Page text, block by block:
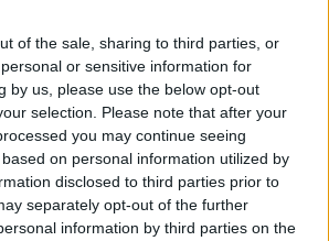
of the sale, sharing to third parties, or
or sensitive information for
by us, please use the below opt-out
selection. Please note that after your
you may continue seeing
on personal information utilized by
disclosed to third parties prior to
separately opt-out of the further
information by third parties on the